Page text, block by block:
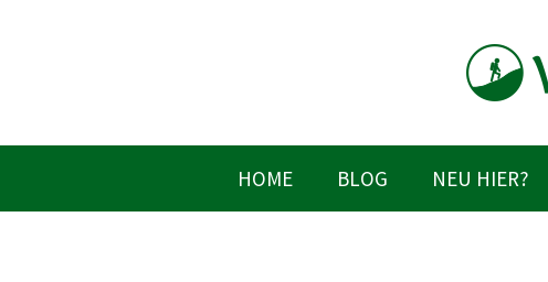
HOME BLOG NEU HIER?